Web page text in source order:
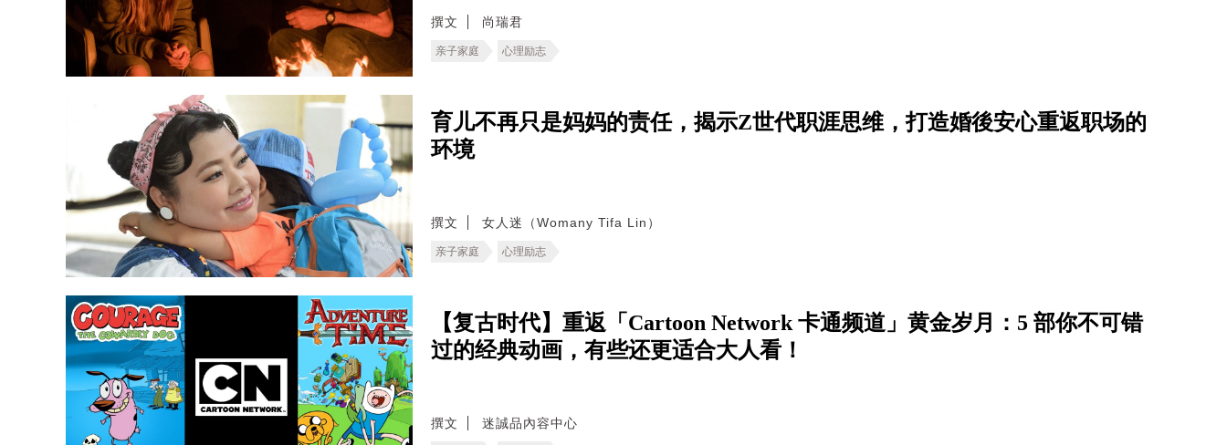
撰文 尚瑞君
亲子家庭 心理励志
育儿不再只是妈妈的责任，揭示Z世代职涯思维，打造婚後安心重返职场的
环境
撰文 女人迷（Womany Tifa Lin）
亲子家庭 心理励志
【复古时代】重返「Cartoon Network 卡通频道」黄金岁月：5 部你不可错
过的经典动画，有些还更适合大人看！
撰文 迷誠品內容中心